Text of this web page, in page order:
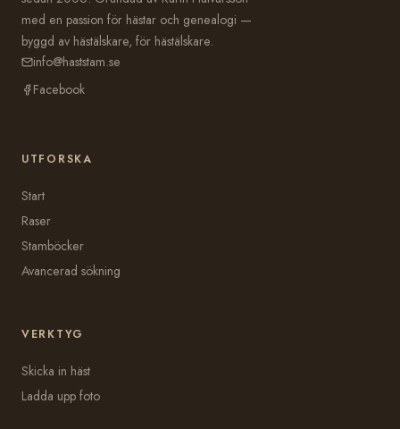
med en passion för hästar och genealogi —
byggd av hästälskare, för hästälskare.
info@haststam.se
Facebook
UTFORSKA
Start
Raser
Stamböcker
Avancerad sökning
VERKTYG
Skicka in häst
Ladda upp foto